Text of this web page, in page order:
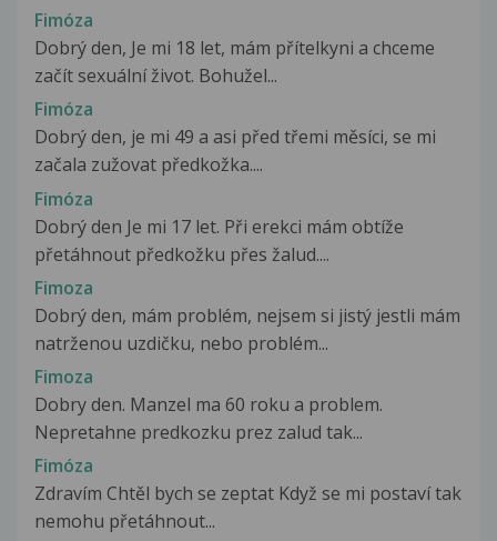
Fimóza
Dobrý den, Je mi 18 let, mám přítelkyni a chceme
začít sexuální život. Bohužel...
Fimóza
Dobrý den, je mi 49 a asi před třemi měsíci, se mi
začala zužovat předkožka....
Fimóza
Dobrý den Je mi 17 let. Při erekci mám obtíže
přetáhnout předkožku přes žalud....
Fimoza
Dobrý den, mám problém, nejsem si jistý jestli mám
natrženou uzdičku, nebo problém...
Fimoza
Dobry den. Manzel ma 60 roku a problem.
Nepretahne predkozku prez zalud tak...
Fimóza
Zdravím Chtěl bych se zeptat Když se mi postaví tak
nemohu přetáhnout...